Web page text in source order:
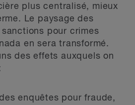
plus centralisé, mieux
Le paysage des
pour crimes
en sera transformé.
des effets auxquels on
enquêtes pour fraude,